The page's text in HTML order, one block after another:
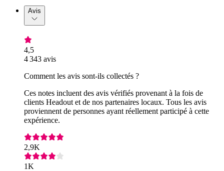
Avis
4,5
4 343 avis
Comment les avis sont-ils collectés ?
Ces notes incluent des avis vérifiés provenant à la fois de
clients Headout et de nos partenaires locaux. Tous les avis
proviennent de personnes ayant réellement participé à cette
expérience.
2,9K
1K